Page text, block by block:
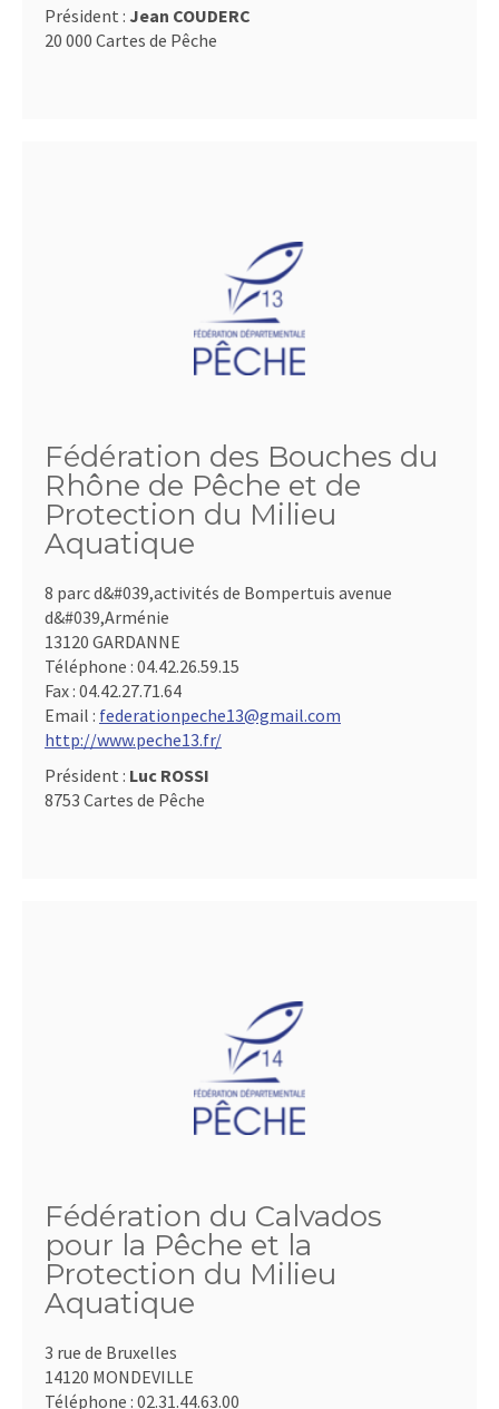
Président : Jean COUDERC
20 000 Cartes de Pêche
Fédération des Bouches du
Rhône de Pêche et de
Protection du Milieu
Aquatique
8 parc d&#039,activités de Bompertuis avenue
d&#039,Arménie
13120 GARDANNE
Téléphone : 04.42.26.59.15
Fax : 04.42.27.71.64
Email : federationpeche13@gmail.com
http://www.peche13.fr/
Président : Luc ROSSI
8753 Cartes de Pêche
Fédération du Calvados
pour la Pêche et la
Protection du Milieu
Aquatique
3 rue de Bruxelles
14120 MONDEVILLE
Téléphone : 02.31.44.63.00